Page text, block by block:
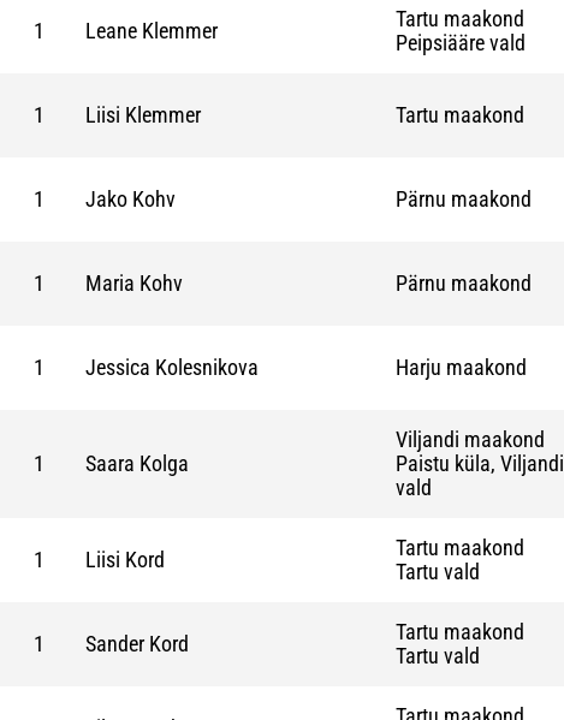
1 Leane Klemmer
Tartu maakond
Peipsiääre vald
1 Liisi Klemmer Tartu maakond
1 Jako Kohv Pärnu maakond
1 Maria Kohv Pärnu maakond
1 Jessica Kolesnikova Harju maakond
1 Saara Kolga
Viljandi maakond
Paistu küla, Viljandi
vald
1 Liisi Kord
Tartu maakond
Tartu vald
1 Sander Kord
Tartu maakond
Tartu vald